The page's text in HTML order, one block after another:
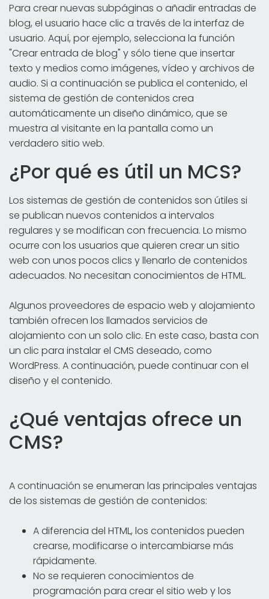
Para crear nuevas subpáginas o añadir entradas de
blog, el usuario hace clic a través de la interfaz de
usuario. Aquí, por ejemplo, selecciona la función
"Crear entrada de blog" y sólo tiene que insertar
texto y medios como imágenes, vídeo y archivos de
audio. Si a continuación se publica el contenido, el
sistema de gestión de contenidos crea
automáticamente un diseño dinámico, que se
muestra al visitante en la pantalla como un
verdadero sitio web.
¿Por qué es útil un MCS?
Los sistemas de gestión de contenidos son útiles si
se publican nuevos contenidos a intervalos
regulares y se modifican con frecuencia. Lo mismo
ocurre con los usuarios que quieren crear un sitio
web con unos pocos clics y llenarlo de contenidos
adecuados. No necesitan conocimientos de HTML.
Algunos proveedores de espacio web y alojamiento
también ofrecen los llamados servicios de
alojamiento con un solo clic. En este caso, basta con
un clic para instalar el CMS deseado, como
WordPress. A continuación, puede continuar con el
diseño y el contenido.
¿Qué ventajas ofrece un
CMS?
A continuación se enumeran las principales ventajas
de los sistemas de gestión de contenidos:
A diferencia del HTML, los contenidos pueden
crearse, modificarse o intercambiarse más
rápidamente.
No se requieren conocimientos de
programación para crear el sitio web y los